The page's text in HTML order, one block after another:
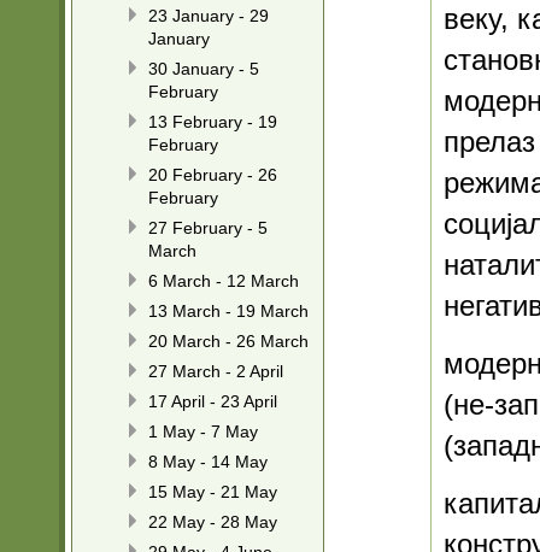
веку,
(не-
23 January - 29
January
30 January - 5
February
13 February - 19
February
20 February - 26
February
27 February - 5
March
6 March - 12 March
13 March - 19 March
20 March - 26 March
27 March - 2 April
17 April - 23 April
1 May - 7 May
8 May - 14 May
15 May - 21 May
22 May - 28 May